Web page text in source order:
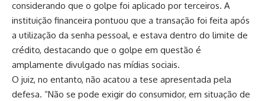
considerando que o golpe foi aplicado por terceiros. A
instituição financeira pontuou que a transação foi feita após
a utilização da senha pessoal, e estava dentro do limite de
crédito, destacando que o golpe em questão é
amplamente divulgado nas mídias sociais.
O juiz, no entanto, não acatou a tese apresentada pela
defesa. “Não se pode exigir do consumidor, em situação de